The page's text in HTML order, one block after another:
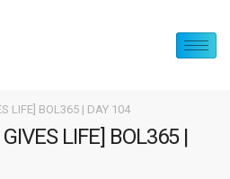
LIFE] BOL365 | DAY 104
LIFE] BOL365 |